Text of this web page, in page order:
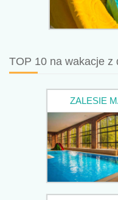
TOP 10 na wakacje z
ZALESIE